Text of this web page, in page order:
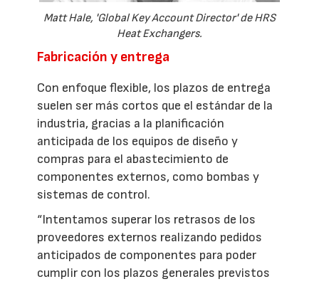
Matt Hale, 'Global Key Account Director' de HRS
Heat Exchangers.
Fabricación y entrega
Con enfoque flexible, los plazos de entrega
suelen ser más cortos que el estándar de la
industria, gracias a la planificación
anticipada de los equipos de diseño y
compras para el abastecimiento de
componentes externos, como bombas y
sistemas de control.
“Intentamos superar los retrasos de los
proveedores externos realizando pedidos
anticipados de componentes para poder
cumplir con los plazos generales previstos